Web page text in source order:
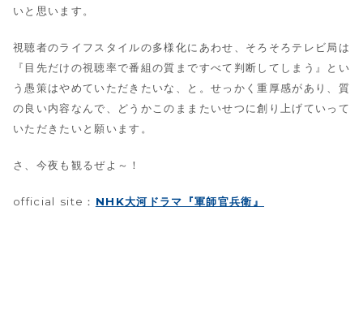
いと思います。
視聴者のライフスタイルの多様化にあわせ、そろそろテレビ局は
『目先だけの視聴率で番組の質まですべて判断してしまう』とい
う愚策はやめていただきたいな、と。せっかく重厚感があり、質
の良い内容なんで、どうかこのままたいせつに創り上げていって
いただきたいと願います。
さ、今夜も観るぜよ～！
official site： NHK大河ドラマ『軍師官兵衛』